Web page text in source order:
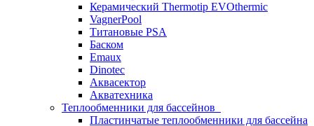
Керамический Thermotip EVOthermic
VagnerPool
Титановые PSA
Баском
Emaux
Dinotec
Аквасектор
Акватехника
Теплообменники для бассейнов
Пластинчатые теплообменники для бассейна